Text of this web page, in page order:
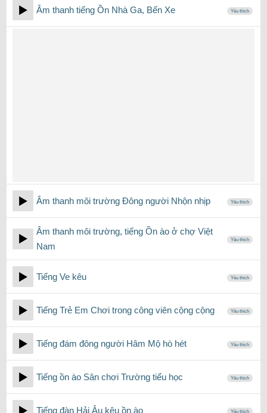
Âm thanh tiếng Ồn Nhà Ga, Bến Xe Yêu thích
Âm thanh môi trường Đông người Nhộn nhịp Yêu thích
Âm thanh môi trường, tiếng Ồn ào ở chợ Việt
Nam
Yêu thích
Tiếng Ve kêu Yêu thích
Tiếng Trẻ Em Chơi trong công viên cộng cộng Yêu thích
Tiếng đám đông người Hâm Mộ hò hét Yêu thích
Tiếng ồn ào Sân chơi Trường tiểu học Yêu thích
Tiếng đàn Hải Âu kêu ồn ào Yêu thích